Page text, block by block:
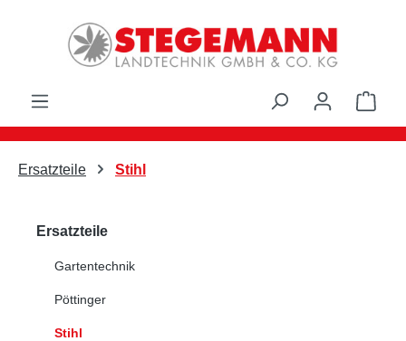
Zum Hauptinhalt springen
Ersatzteile Stihl
Ersatzteile
Gartentechnik
Pöttinger
Stihl